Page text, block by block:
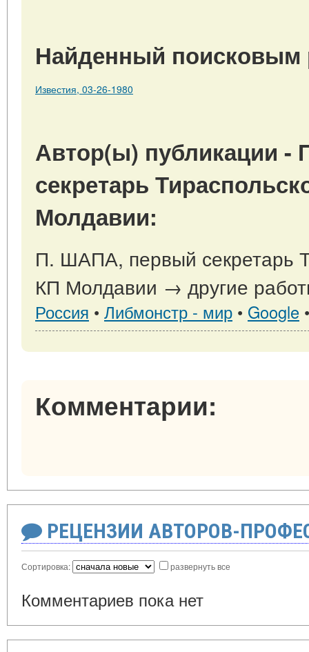
Найденный поисковым
Известия, 03-26-1980
Автор(ы) публикации
секретарь
Молдавии:
П. ШАПА, первый секретарь
КП Молдавии → другие
Россия • Либмонстр - мир • Google
Комментарии:
РЕЦЕНЗИИ АВТОРОВ-
Сортировка: развернуть все
Комментариев пока нет